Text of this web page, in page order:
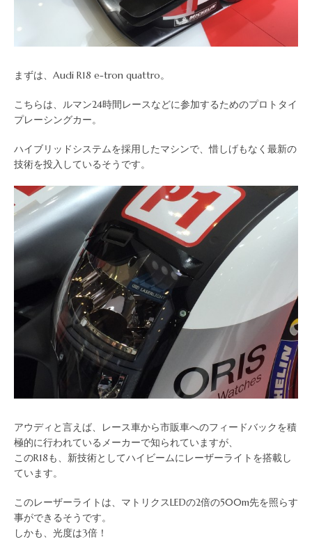
まずは、Audi R18 e-tron quattro。
こちらは、ルマン24時間レースなどに参加するためのプロトタイ
プレーシングカー。
ハイブリッドシステムを採用したマシンで、惜しげもなく最新の
技術を投入しているそうです。
アウディと言えば、レース車から市販車へのフィードバックを積
極的に行われているメーカーで知られていますが、
このR18も、新技術としてハイビームにレーザーライトを搭載し
ています。
このレーザーライトは、マトリクスLEDの2倍の500m先を照らす
事ができるそうです。
しかも、光度は3倍！